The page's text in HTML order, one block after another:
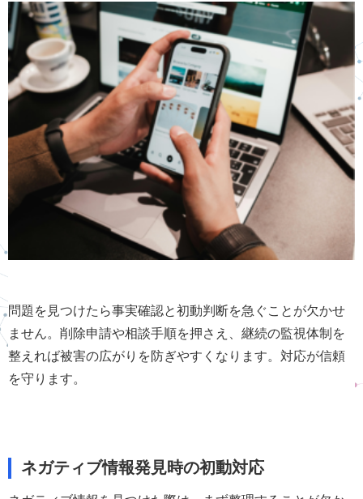
問題を見つけたら事実確認と初動判断を急ぐことが欠かせ
ません。削除申請や相談手順を押さえ、継続の監視体制を
整えれば被害の広がりを防ぎやすくなります。対応が信頼
を守ります。
ネガティブ情報発見時の初動対応